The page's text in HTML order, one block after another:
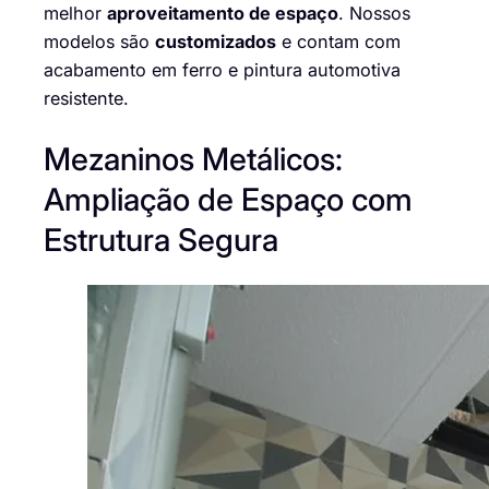
melhor aproveitamento de espaço. Nossos
modelos são customizados e contam com
acabamento em ferro e pintura automotiva
resistente.
Mezaninos Metálicos:
Ampliação de Espaço com
Estrutura Segura